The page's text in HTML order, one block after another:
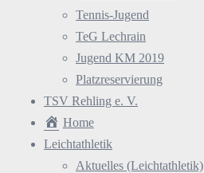
Tennis-Jugend
TeG Lechrain
Jugend KM 2019
Platzreservierung
TSV Rehling e. V.
Home
Leichtathletik
Aktuelles (Leichtathletik)